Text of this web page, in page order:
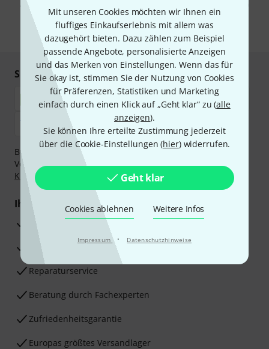
Mit unseren Cookies möchten wir Ihnen ein
fluffiges Einkaufserlebnis mit allem was
dazugehört bieten. Dazu zählen zum Beispiel
passende Angebote, personalisierte Anzeigen
und das Merken von Einstellungen. Wenn das für
Sie okay ist, stimmen Sie der Nutzung von Cookies
für Präferenzen, Statistiken und Marketing
einfach durch einen Klick auf „Geht klar“ zu (alle
anzeigen).
Sie können Ihre erteilte Zustimmung jederzeit
über die Cookie-Einstellungen (hier) widerrufen.
Geht klar
Cookies ablehnen Weitere Infos
Impressum · Datenschutzhinweise
Abmeldung ist jederzeit möglich. Weitere Informationen finden Sie in
unserenDatenschutzhinweisen.
* Pflichtfeld
Sicher einkaufen & bezahlen
Bezahlen Sie vertraulich und sicher per Nachnahme,
Vorkasse, PayPal, Amazon Pay,Klarna Sofort bezahlen
Klarna Ratenzahlung
oder Kreditkarte.
Ihre Vorteile
3 Jahre Thomann Garantie
30 Tage Money-Back-Garantie
Reparaturservice
Beratung durch Fachexperten
Zufriedenheitsgarantie
Europas größtes Versandlager